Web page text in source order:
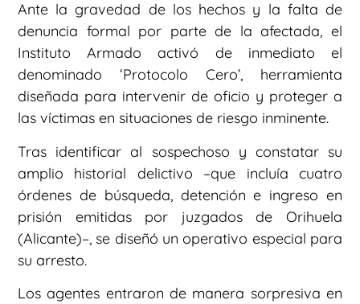
Ante la gravedad de los hechos y la falta de
denuncia formal por parte de la afectada, el
Instituto Armado activó de inmediato el
denominado ‘Protocolo Cero’, herramienta
diseñada para intervenir de oficio y proteger a
las víctimas en situaciones de riesgo inminente.
Tras identificar al sospechoso y constatar su
amplio historial delictivo –que incluía cuatro
órdenes de búsqueda, detención e ingreso en
prisión emitidas por juzgados de Orihuela
(Alicante)–, se diseñó un operativo especial para
su arresto.
Los agentes entraron de manera sorpresiva en